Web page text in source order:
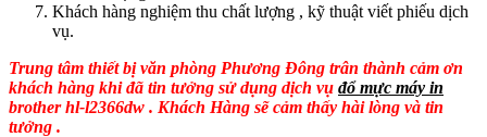
Khách hàng nghiệm thu chất lượng , kỹ thuật viết phiếu dịch
vụ.
Trung tâm thiết bị văn phòng Phương Đông trân thành cảm ơn
khách hàng khi đã tin tưởng sử dụng dịch vụ đổ mực máy in
brother hl-l2366dw . Khách Hàng sẽ cảm thấy hài lòng và tin
tưởng .